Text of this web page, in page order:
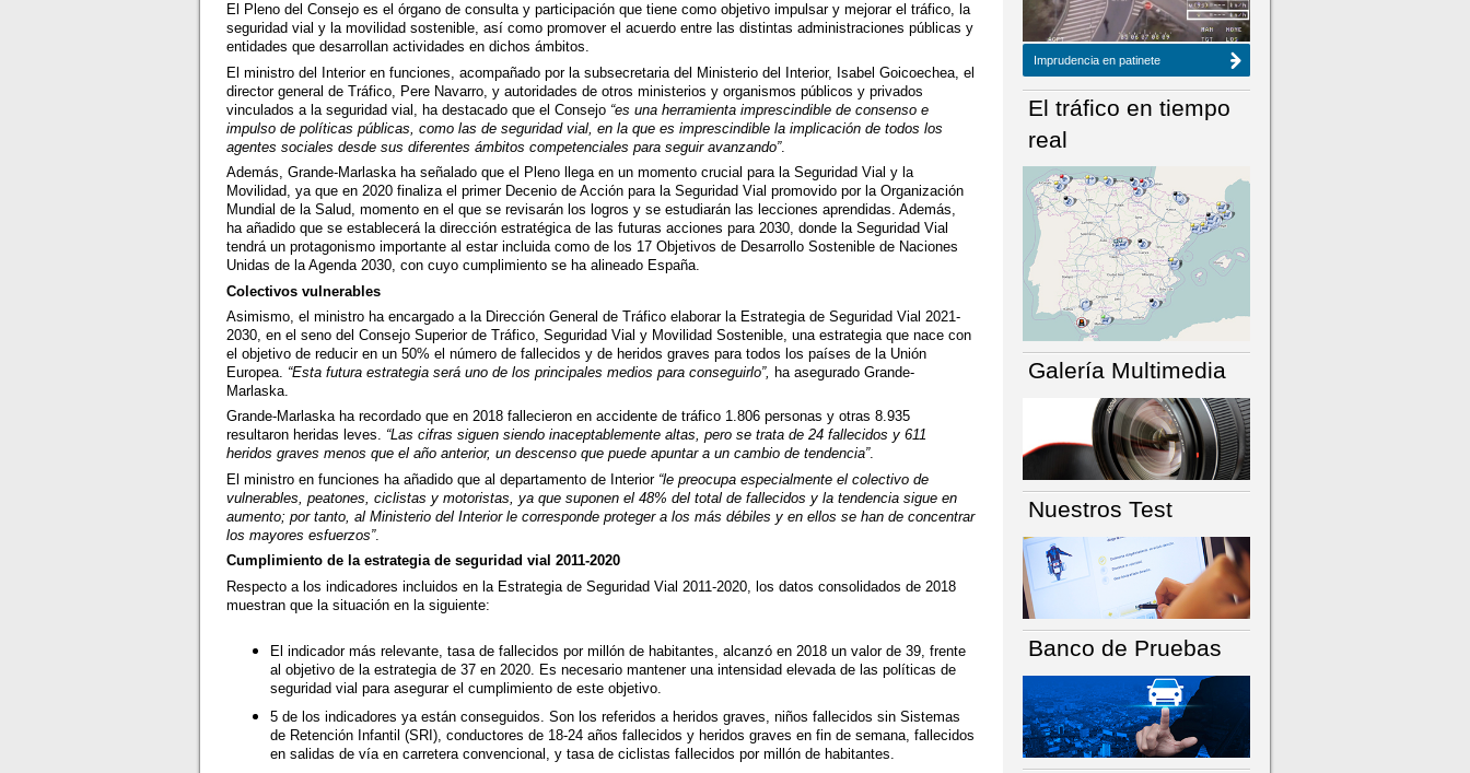
El Pleno del Consejo es el órgano de consulta y participación que tiene como objetivo impulsar y mejorar el tráfico, la
seguridad vial y la movilidad sostenible, así como promover el acuerdo entre las distintas administraciones públicas y
entidades que desarrollan actividades en dichos ámbitos.
El ministro del Interior en funciones, acompañado por la subsecretaria del Ministerio del Interior, Isabel Goicoechea, el
director general de Tráfico, Pere Navarro, y autoridades de otros ministerios y organismos públicos y privados
vinculados a la seguridad vial, ha destacado que el Consejo “es una herramienta imprescindible de consenso e
impulso de políticas públicas, como las de seguridad vial, en la que es imprescindible la implicación de todos los
agentes sociales desde sus diferentes ámbitos competenciales para seguir avanzando”.
Además, Grande-Marlaska ha señalado que el Pleno llega en un momento crucial para la Seguridad Vial y la
Movilidad, ya que en 2020 finaliza el primer Decenio de Acción para la Seguridad Vial promovido por la Organización
Mundial de la Salud, momento en el que se revisarán los logros y se estudiarán las lecciones aprendidas. Además,
ha añadido que se establecerá la dirección estratégica de las futuras acciones para 2030, donde la Seguridad Vial
tendrá un protagonismo importante al estar incluida como de los 17 Objetivos de Desarrollo Sostenible de Naciones
Unidas de la Agenda 2030, con cuyo cumplimiento se ha alineado España.
Colectivos vulnerables
Asimismo, el ministro ha encargado a la Dirección General de Tráfico elaborar la Estrategia de Seguridad Vial 2021-
2030, en el seno del Consejo Superior de Tráfico, Seguridad Vial y Movilidad Sostenible, una estrategia que nace con
el objetivo de reducir en un 50% el número de fallecidos y de heridos graves para todos los países de la Unión
Europea. “Esta futura estrategia será uno de los principales medios para conseguirlo”, ha asegurado Grande-
Marlaska.
Grande-Marlaska ha recordado que en 2018 fallecieron en accidente de tráfico 1.806 personas y otras 8.935
resultaron heridas leves. “Las cifras siguen siendo inaceptablemente altas, pero se trata de 24 fallecidos y 611
heridos graves menos que el año anterior, un descenso que puede apuntar a un cambio de tendencia”.
El ministro en funciones ha añadido que al departamento de Interior “le preocupa especialmente el colectivo de
vulnerables, peatones, ciclistas y motoristas, ya que suponen el 48% del total de fallecidos y la tendencia sigue en
aumento; por tanto, al Ministerio del Interior le corresponde proteger a los más débiles y en ellos se han de concentrar
los mayores esfuerzos”.
Cumplimiento de la estrategia de seguridad vial 2011-2020
Respecto a los indicadores incluidos en la Estrategia de Seguridad Vial 2011-2020, los datos consolidados de 2018
muestran que la situación en la siguiente:
El indicador más relevante, tasa de fallecidos por millón de habitantes, alcanzó en 2018 un valor de 39, frente
al objetivo de la estrategia de 37 en 2020. Es necesario mantener una intensidad elevada de las políticas de
seguridad vial para asegurar el cumplimiento de este objetivo.
5 de los indicadores ya están conseguidos. Son los referidos a heridos graves, niños fallecidos sin Sistemas
de Retención Infantil (SRI), conductores de 18-24 años fallecidos y heridos graves en fin de semana, fallecidos
en salidas de vía en carretera convencional, y tasa de ciclistas fallecidos por millón de habitantes.
Imprudencia en patinete
El tráfico en tiempo
real
Galería Multimedia
Nuestros Test
Banco de Pruebas